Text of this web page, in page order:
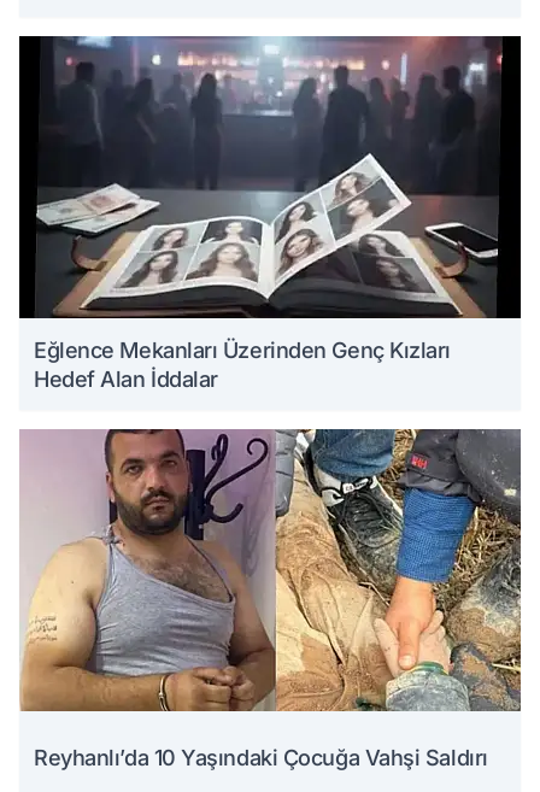
Eğlence Mekanları Üzerinden Genç Kızları
Hedef Alan İddalar
Reyhanlı’da 10 Yaşındaki Çocuğa Vahşi Saldırı